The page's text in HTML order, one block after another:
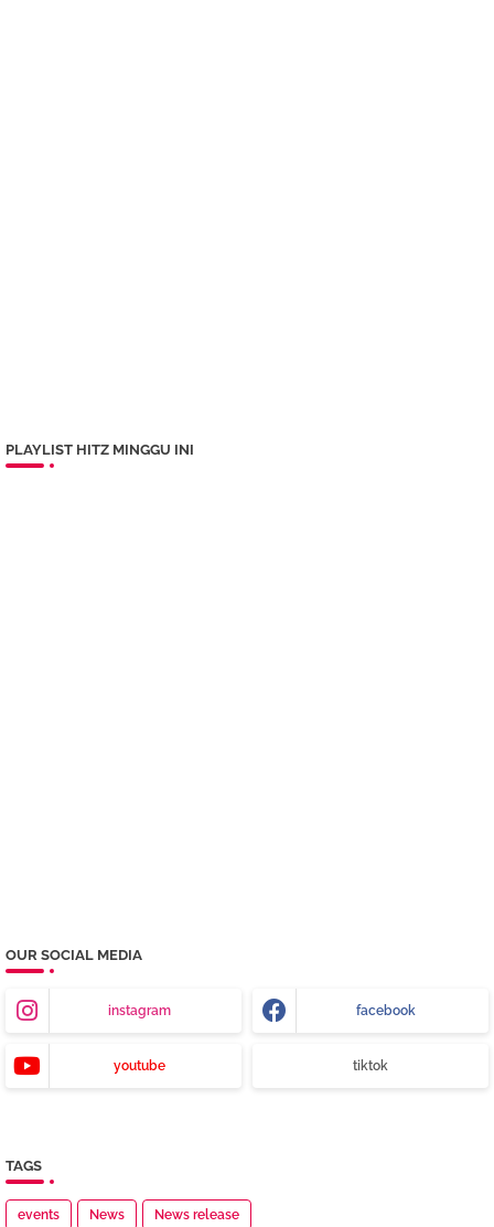
PLAYLIST HITZ MINGGU INI
OUR SOCIAL MEDIA
instagram facebook
youtube tiktok
TAGS
events News News release